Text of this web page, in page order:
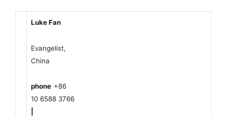
Luke Fan
Evangelist,
China
phone +86
10 6588 3766